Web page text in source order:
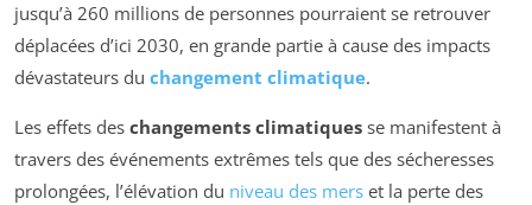
jusqu’à 260 millions de personnes pourraient se retrouver
déplacées d’ici 2030, en grande partie à cause des impacts
dévastateurs du changement climatique.
Les effets des changements climatiques se manifestent à
travers des événements extrêmes tels que des sécheresses
prolongées, l’élévation du niveau des mers et la perte des